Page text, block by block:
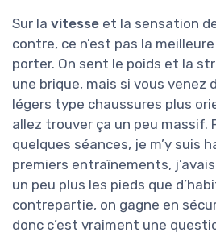
Sur la vitesse et la sensation
contre, ce n’est pas la
porter. On sent le poids et la
une brique, mais si vous venez
légers type chaussures plus
allez trouver ça un peu massif.
quelques séances, je m’y suis
premiers entraînements,
un peu plus les pieds que
contrepartie, on gagne en
donc c’est vraiment une